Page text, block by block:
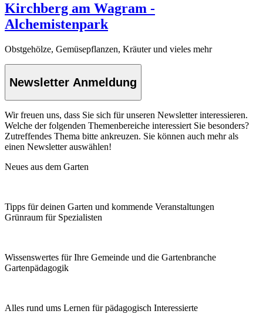
Kirchberg am Wagram -
Alchemistenpark
Obstgehölze, Gemüsepflanzen, Kräuter und vieles mehr
Newsletter Anmeldung
Wir freuen uns, dass Sie sich für unseren Newsletter interessieren.
Welche der folgenden Themenbereiche interessiert Sie besonders?
Zutreffendes Thema bitte ankreuzen. Sie können auch mehr als
einen Newsletter auswählen!
Neues aus dem Garten
Tipps für deinen Garten und kommende Veranstaltungen
Grünraum für Spezialisten
Wissenswertes für Ihre Gemeinde und die Gartenbranche
Garten­pädagogik
Alles rund ums Lernen für pädagogisch Interessierte